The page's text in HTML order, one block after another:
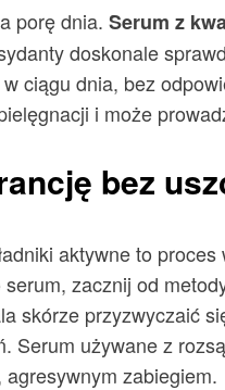
porę dnia. Serum z
doskonale
ciągu dnia, bez
i może
bez
aktywne to
zacznij od
skórze przyzwyczaić
Serum używane z
zabiegiem.